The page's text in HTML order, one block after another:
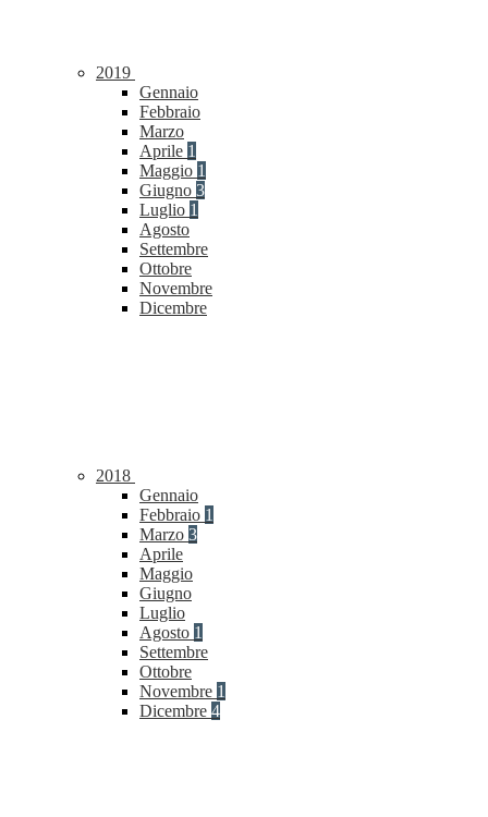
2019
Gennaio
Febbraio
Marzo
Aprile 1
Maggio 1
Giugno 3
Luglio 1
Agosto
Settembre
Ottobre
Novembre
Dicembre
2018
Gennaio
Febbraio 1
Marzo 3
Aprile
Maggio
Giugno
Luglio
Agosto 1
Settembre
Ottobre
Novembre 1
Dicembre 4